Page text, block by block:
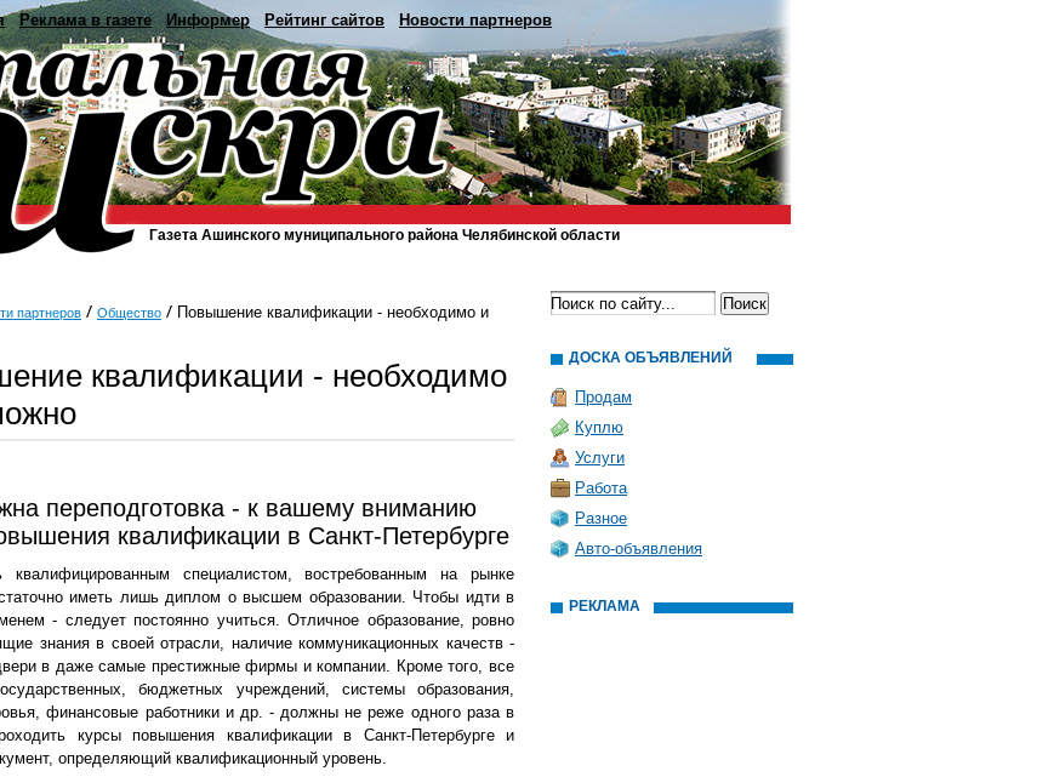
Реклама в газете Информер Рейтинг сайтов Новости партнеров
Газета Ашинского муниципального района Челябинской области
партнеров Общество
Повышение квалификации - необходимо и
квалификации - необходимо
переподготовка - к вашему вниманию
квалификации в Санкт-Петербурге
квалифицированным специалистом, востребованным на рынке
иметь лишь диплом о высшем образовании. Чтобы идти в
- следует постоянно учиться. Отличное образование, ровно
знания в своей отрасли, наличие коммуникационных качеств -
в даже самые престижные фирмы и компании. Кроме того, все
бюджетных учреждений, системы образования,
финансовые работники и др. - должны не реже одного раза в
курсы повышения квалификации в Санкт-Петербурге и
определяющий квалификационный уровень.
ДОСКА ОБЪЯВЛЕНИЙ
Продам
Куплю
Услуги
Работа
Разное
Авто-объявления
РЕКЛАМА